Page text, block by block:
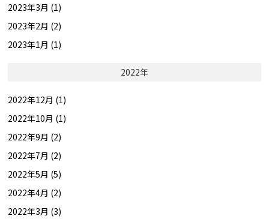
2023年3月 (1)
2023年2月 (2)
2023年1月 (1)
2022年
2022年12月 (1)
2022年10月 (1)
2022年9月 (2)
2022年7月 (2)
2022年5月 (5)
2022年4月 (2)
2022年3月 (3)